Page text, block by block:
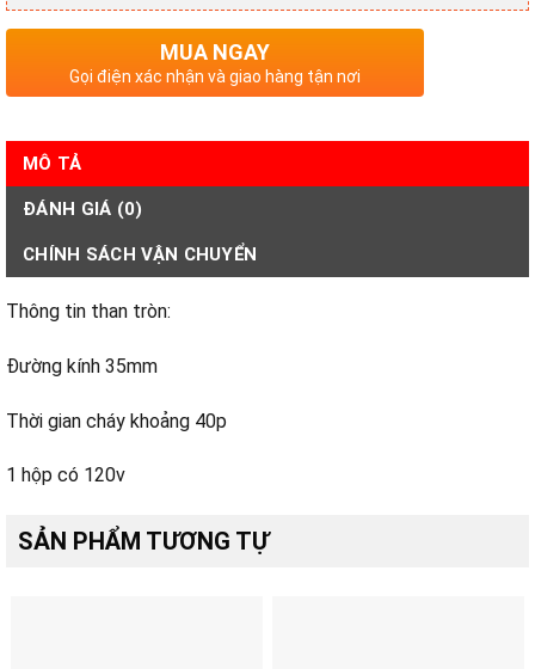
MUA NGAY
Gọi điện xác nhận và giao hàng tận nơi
MÔ TẢ
ĐÁNH GIÁ (0)
CHÍNH SÁCH VẬN CHUYỂN
Thông tin than tròn:
Đường kính 35mm
Thời gian cháy khoảng 40p
1 hộp có 120v
SẢN PHẨM TƯƠNG TỰ